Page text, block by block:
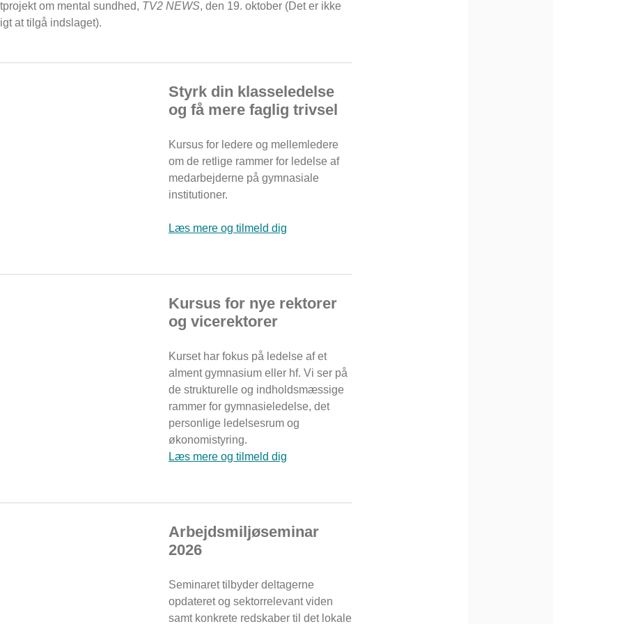
om mental sundhed, TV2 NEWS, den 19. oktober (Det er ikke
at tilgå indslaget).
Styrk din klasseledelse
og få mere faglig trivsel
Kursus for ledere og mellemledere
om de retlige rammer for ledelse af
medarbejderne på gymnasiale
institutioner.
Læs mere og tilmeld dig
Kursus for nye rektorer
og vicerektorer
Kurset har fokus på ledelse af et
alment gymnasium eller hf. Vi ser på
de strukturelle og indholdsmæssige
rammer for gymnasieledelse, det
personlige ledelsesrum og
økonomistyring.
Læs mere og tilmeld dig
Arbejdsmiljøseminar
2026
Seminaret tilbyder deltagerne
opdateret og sektorrelevant viden
samt konkrete redskaber til det lokale